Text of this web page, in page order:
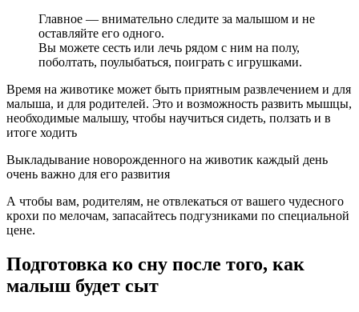
Главное — внимательно следите за малышом и не
оставляйте его одного.
Вы можете сесть или лечь рядом с ним на полу,
поболтать, поулыбаться, поиграть с игрушками.
Время на животике может быть приятным развлечением и для
малыша, и для родителей. Это и возможность развить мышцы,
необходимые малышу, чтобы научиться сидеть, ползать и в
итоге ходить
Выкладывание новорожденного на животик каждый день
очень важно для его развития
А чтобы вам, родителям, не отвлекаться от вашего чудесного
крохи по мелочам, запасайтесь подгузниками по специальной
цене.
Подготовка ко сну после того, как
малыш будет сыт